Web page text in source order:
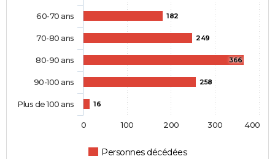
182
249
366
258
16
Personnes décédées
60-70 ans
70-80 ans
80-90 ans
90-100 ans
Plus de 100 ans
0 100 200 300 400